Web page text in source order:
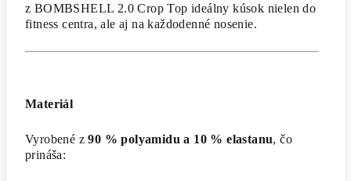
z BOMBSHELL 2.0 Crop Top ideálny kúsok nielen do
fitness centra, ale aj na každodenné nosenie.
Materiál
Vyrobené z90 % polyamidu a 10 % elastanu, čo
prináša: